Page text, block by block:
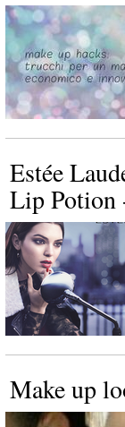
Estée
Lip Potion
Make up